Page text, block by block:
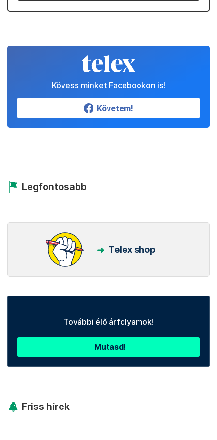
Kövess minket Facebookon is!
Követem!
Legfontosabb
Telex shop
További élő árfolyamok!
Mutasd!
Friss hírek